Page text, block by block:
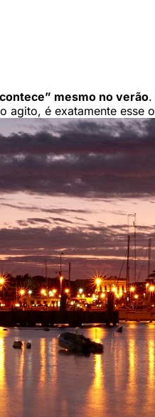
mesmo no verão.
agito, é exatamente esse